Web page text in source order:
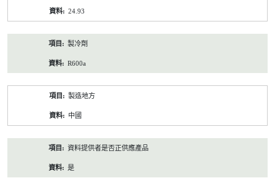
24.93
製冷劑
R600a
製造地方
中國
資料提供者是否正供應產品
是